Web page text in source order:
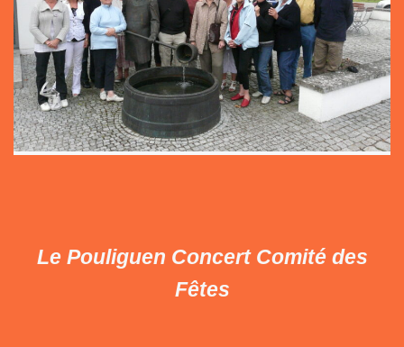
Le Pouliguen Concert Comité des
Fêtes